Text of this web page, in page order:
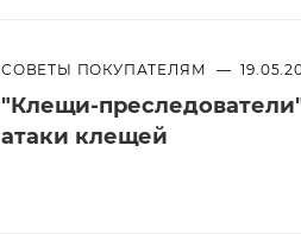
СОВЕТЫ ПОКУПАТЕЛЯМ —
"Клещи-
атаки клещей